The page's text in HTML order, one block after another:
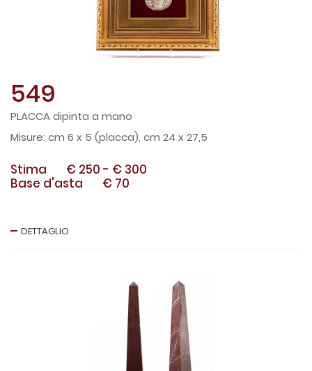
549
PLACCA dipinta a mano
cm 6 x 5 (placca), cm 24 x 27,5
Stima € 250 - € 300
Base d'asta
€ 70
DETTAGLIO